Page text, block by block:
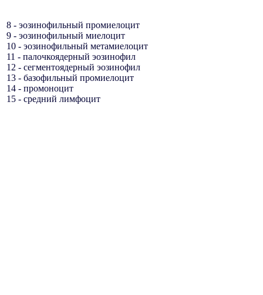
8 - эозинофильный промиелоцит
9 - эозинофильный миелоцит
10 - эозинофильный метамиелоцит
11 - палочкоядерный эозинофил
12 - сегментоядерный эозинофил
13 - базофильный промиелоцит
14 - промоноцит
15 - средний лимфоцит